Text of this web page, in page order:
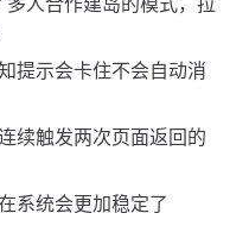
提示会卡住不会自动消
续触发两次页面返回的
系统会更加稳定了